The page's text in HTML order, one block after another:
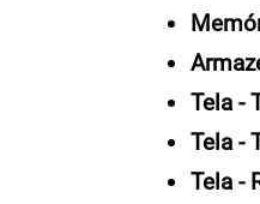
Tela -
Tela -
Tela -